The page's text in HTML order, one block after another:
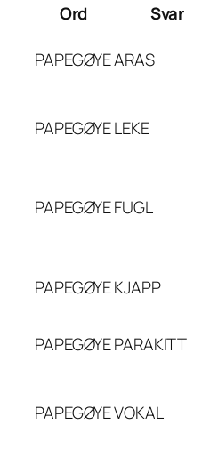
Ord Svar
PAPEGØYEARAS
PAPEGØYELEKE
PAPEGØYEFUGL
PAPEGØYEKJAPP
PAPEGØYEPARAKITT
PAPEGØYEVOKAL